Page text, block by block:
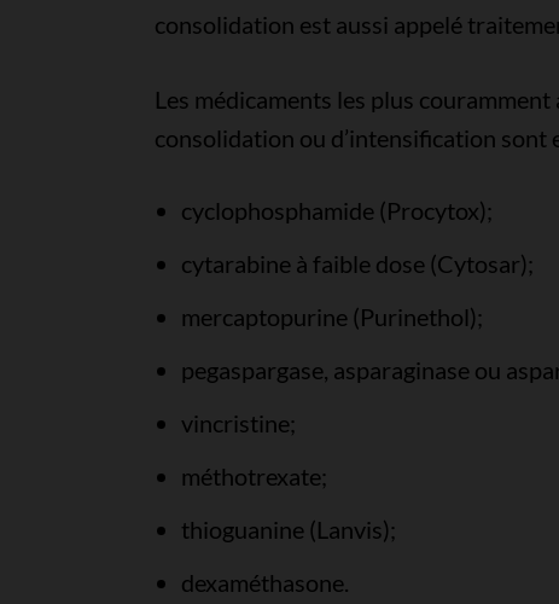
consolidation est aussi appelé
Les médicaments les plus
consolidation ou d’intensification sont
cyclophosphamide (Procytox);
cytarabine à faible dose (Cytosar);
mercaptopurine (Purinethol);
pegaspargase, asparaginase ou
vincristine;
méthotrexate;
thioguanine (Lanvis);
dexaméthasone.